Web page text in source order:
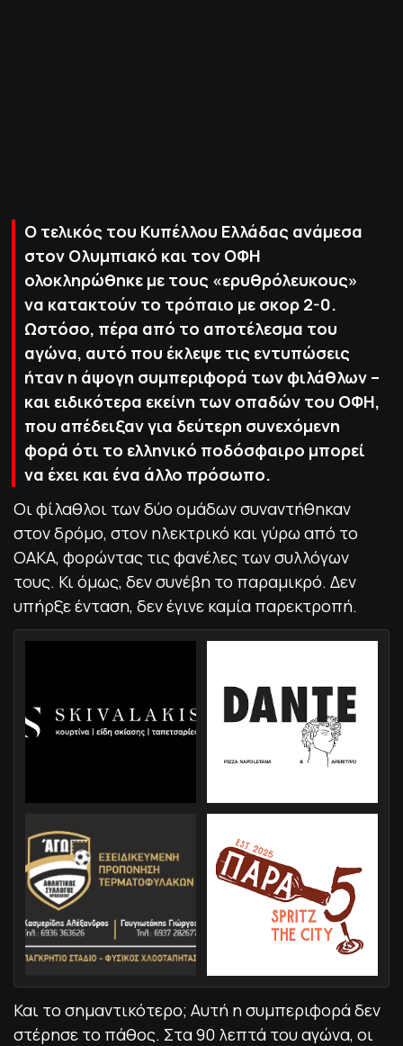
Ο τελικός του Κυπέλλου Ελλάδας ανάμεσα
στον Ολυμπιακό και τον ΟΦΗ
ολοκληρώθηκε με τους «ερυθρόλευκους»
να κατακτούν το τρόπαιο με σκορ 2-0.
Ωστόσο, πέρα από το αποτέλεσμα του
αγώνα, αυτό που έκλεψε τις εντυπώσεις
ήταν η άψογη συμπεριφορά των φιλάθλων –
και ειδικότερα εκείνη των οπαδών του ΟΦΗ,
που απέδειξαν για δεύτερη συνεχόμενη
φορά ότι το ελληνικό ποδόσφαιρο μπορεί
να έχει και ένα άλλο πρόσωπο.
Οι φίλαθλοι των δύο ομάδων συναντήθηκαν
στον δρόμο, στον ηλεκτρικό και γύρω από το
ΟΑΚΑ, φορώντας τις φανέλες των συλλόγων
τους. Κι όμως, δεν συνέβη το παραμικρό. Δεν
υπήρξε ένταση, δεν έγινε καμία παρεκτροπή.
Και το σημαντικότερο; Αυτή η συμπεριφορά δεν
στέρησε το πάθος. Στα 90 λεπτά του αγώνα, οι